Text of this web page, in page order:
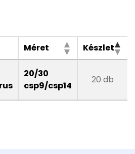
Méret Készlet
20/30
csp9/csp14
20 db